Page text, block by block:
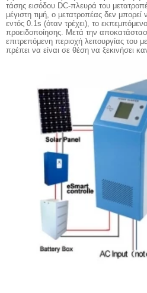
τάσης εισόδου DC-πλευρά του
μέγιστη τιμή, ο μετατροπέας δεν μπορεί
εντός 0.1s (όταν τρέχει), το
προειδοποίησης. Μετά την
επιτρεπόμενη περιοχή λειτουργίας του
πρέπει να είναι σε θέση να ξεκινήσει